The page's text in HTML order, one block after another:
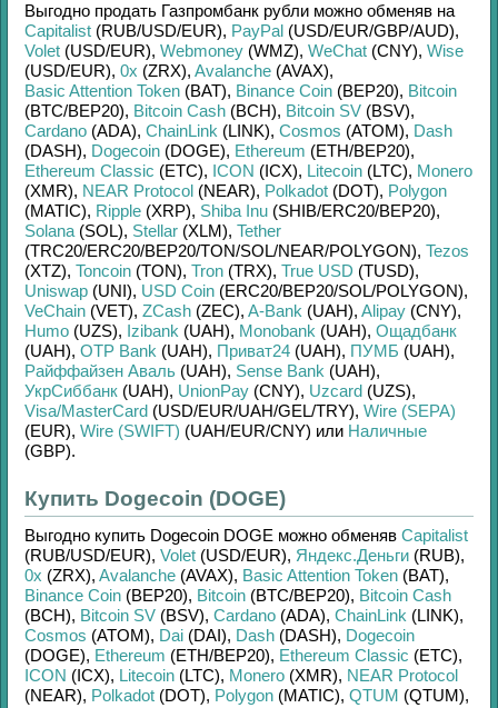
Выгодно продать Газпромбанк рубли можно обменяв на
Capitalist (RUB/USD/EUR), PayPal (USD/EUR/GBP/AUD),
Volet (USD/EUR), Webmoney (WMZ), WeChat (CNY), Wise
(USD/EUR), 0x (ZRX), Avalanche (AVAX),
Basic Attention Token (BAT), Binance Coin (BEP20), Bitcoin
(BTC/BEP20), Bitcoin Cash (BCH), Bitcoin SV (BSV),
Cardano (ADA), ChainLink (LINK), Cosmos (ATOM), Dash
(DASH), Dogecoin (DOGE), Ethereum (ETH/BEP20),
Ethereum Classic (ETC), ICON (ICX), Litecoin (LTC), Monero
(XMR), NEAR Protocol (NEAR), Polkadot (DOT), Polygon
(MATIC), Ripple (XRP), Shiba Inu (SHIB/ERC20/BEP20),
Solana (SOL), Stellar (XLM), Tether
(TRC20/ERC20/BEP20/TON/SOL/NEAR/POLYGON), Tezos
(XTZ), Toncoin (TON), Tron (TRX), True USD (TUSD),
Uniswap (UNI), USD Coin (ERC20/BEP20/SOL/POLYGON),
VeChain (VET), ZCash (ZEC), A-Bank (UAH), Alipay (CNY),
Humo (UZS), Izibank (UAH), Monobank (UAH), Ощадбанк
(UAH), OTP Bank (UAH), Приват24 (UAH), ПУМБ (UAH),
Райффайзен Аваль (UAH), Sense Bank (UAH),
УкрСиббанк (UAH), UnionPay (CNY), Uzcard (UZS),
Visa/MasterCard (USD/EUR/UAH/GEL/TRY), Wire (SEPA)
(EUR), Wire (SWIFT) (UAH/EUR/CNY) или Наличные
(GBP).
Купить Dogecoin (DOGE)
Выгодно купить Dogecoin DOGE можно обменяв Capitalist
(RUB/USD/EUR), Volet (USD/EUR), Яндекс.Деньги (RUB),
0x (ZRX), Avalanche (AVAX), Basic Attention Token (BAT),
Binance Coin (BEP20), Bitcoin (BTC/BEP20), Bitcoin Cash
(BCH), Bitcoin SV (BSV), Cardano (ADA), ChainLink (LINK),
Cosmos (ATOM), Dai (DAI), Dash (DASH), Dogecoin
(DOGE), Ethereum (ETH/BEP20), Ethereum Classic (ETC),
ICON (ICX), Litecoin (LTC), Monero (XMR), NEAR Protocol
(NEAR), Polkadot (DOT), Polygon (MATIC), QTUM (QTUM),